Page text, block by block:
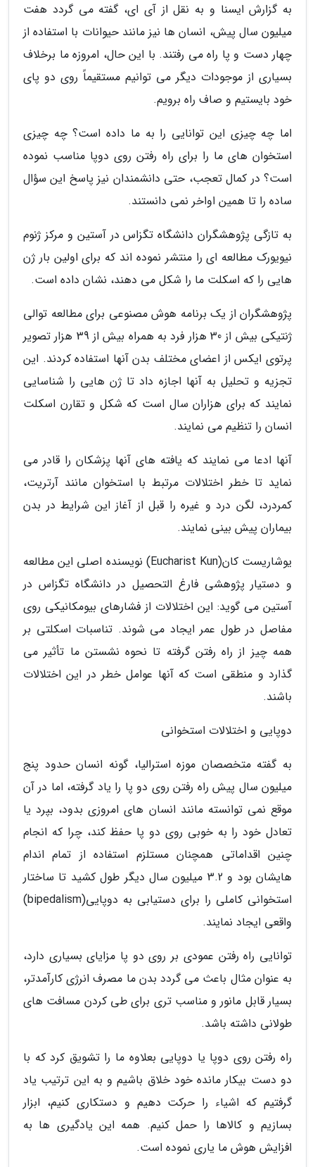
به گزارش ایسنا و به نقل از آی ای، گفته می گردد هفت
میلیون سال پیش، انسان ها نیز مانند حیوانات با استفاده از
چهار دست و پا راه می رفتند. با این حال، امروزه ما برخلاف
بسیاری از موجودات دیگر می توانیم مستقیماً روی دو پای
خود بایستیم و صاف راه برویم.
اما چه چیزی این توانایی را به ما داده است؟ چه چیزی
استخوان های ما را برای راه رفتن روی دوپا مناسب نموده
است؟ در کمال تعجب، حتی دانشمندان نیز پاسخ این سؤال
ساده را تا همین اواخر نمی دانستند.
به تازگی پژوهشگران دانشگاه تگزاس در آستین و مرکز ژنوم
نیویورک مطالعه ای را منتشر نموده اند که برای اولین بار ژن
هایی را که اسکلت ما را شکل می دهند، نشان داده است.
پژوهشگران از یک برنامه هوش مصنوعی برای مطالعه توالی
ژنتیکی بیش از 30 هزار فرد به همراه بیش از 39 هزار تصویر
پرتوی ایکس از اعضای مختلف بدن آنها استفاده کردند. این
تجزیه و تحلیل به آنها اجازه داد تا ژن هایی را شناسایی
نمایند که برای هزاران سال است که شکل و تقارن اسکلت
انسان را تنظیم می نمایند.
آنها ادعا می نمایند که یافته های آنها پزشکان را قادر می
نماید تا خطر اختلالات مرتبط با استخوان مانند آرتریت،
کمردرد، لگن درد و غیره را قبل از آغاز این شرایط در بدن
بیماران پیش بینی نمایند.
یوشاریست کان(Eucharist Kun) نویسنده اصلی این مطالعه
و دستیار پژوهشی فارغ التحصیل در دانشگاه تگزاس در
آستین می گوید: این اختلالات از فشارهای بیومکانیکی روی
مفاصل در طول عمر ایجاد می شوند. تناسبات اسکلتی بر
همه چیز از راه رفتن گرفته تا نحوه نشستن ما تأثیر می
گذارد و منطقی است که آنها عوامل خطر در این اختلالات
باشند.
دوپایی و اختلالات استخوانی
به گفته متخصصان موزه استرالیا، گونه انسان حدود پنج
میلیون سال پیش راه رفتن روی دو پا را یاد گرفته، اما در آن
موقع نمی توانسته مانند انسان های امروزی بدود، بپرد یا
تعادل خود را به خوبی روی دو پا حفظ کند، چرا که انجام
چنین اقداماتی همچنان مستلزم استفاده از تمام اندام
هایشان بود و 3.2 میلیون سال دیگر طول کشید تا ساختار
استخوانی کاملی را برای دستیابی به دوپایی(bipedalism)
واقعی ایجاد نمایند.
توانایی راه رفتن عمودی بر روی دو پا مزایای بسیاری دارد،
به عنوان مثال باعث می گردد بدن ما مصرف انرژی کارآمدتر،
بسیار قابل مانور و مناسب تری برای طی کردن مسافت های
طولانی داشته باشد.
راه رفتن روی دوپا یا دوپایی بعلاوه ما را تشویق کرد که با
دو دست بیکار مانده خود خلاق باشیم و به این ترتیب یاد
گرفتیم که اشیاء را حرکت دهیم و دستکاری کنیم، ابزار
بسازیم و کالاها را حمل کنیم. همه این یادگیری ها به
افزایش هوش ما یاری نموده است.